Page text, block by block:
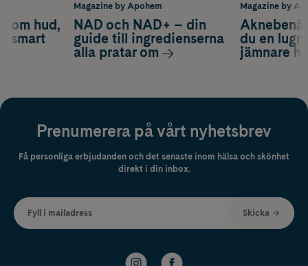
Magazine by
du en
jämnare
om hud,
smart
Magazine by Apohem
NAD och NAD+ – din
guide till ingredienserna
alla pratar om
Prenumerera på vårt nyhetsbrev
Få personliga erbjudanden och det senaste inom hälsa och skönhet
direkt i din inbox.
Fyll i mailadress Skicka